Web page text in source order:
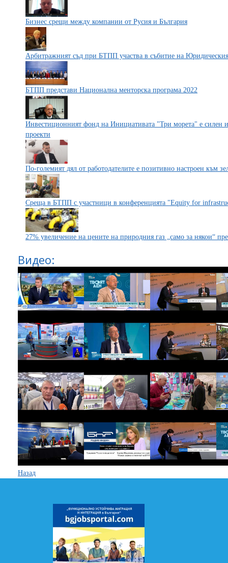
Бизнес срещи между компании от Русия и България
Арбитражният съд при БТПП участва в събитие на
БТПП представи Национална менторска програма 2022
Инвестиционният фонд на Инициативата "Три морета" е силен
проекти
По-големият дял от работодателите е позитивно настроен към
Среща в БТПП с участници в конференцията "Equity for
27% увеличение на цените на природния газ „само за някои“
Видео:
Назад